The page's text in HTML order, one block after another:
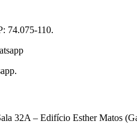
74.075-110.
32A – Edifício Esther Matos